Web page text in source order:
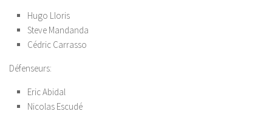
Hugo Lloris
Steve Mandanda
Cédric Carrasso
Défenseurs:
Eric Abidal
Nicolas Escudé